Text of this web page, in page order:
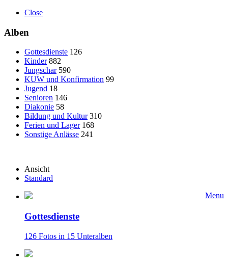
Close
Alben
Gottesdienste 126
Kinder 882
Jungschar 590
KUW und Konfirmation 99
Jugend 18
Senioren 146
Diakonie 58
Bildung und Kultur 310
Ferien und Lager 168
Sonstige Anlässe 241
Ansicht
Standard
Menu
Gottesdienste
126 Fotos in 15 Unteralben